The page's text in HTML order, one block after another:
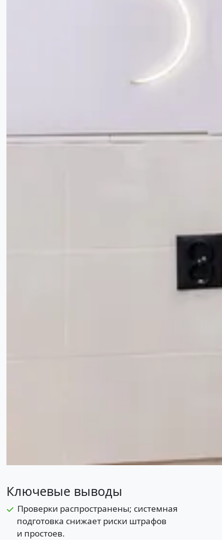
Ключевые выводы
Проверки распространены; системная
подготовка снижает риски штрафов
и простоев.